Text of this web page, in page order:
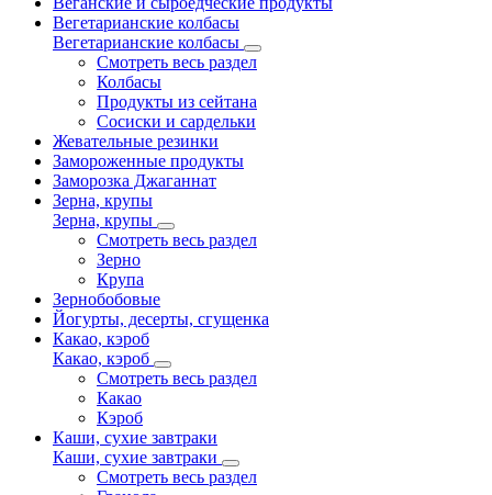
Вегетарианские колбасы
Вегетарианские колбасы
Смотреть весь раздел
Колбасы
Продукты из сейтана
Сосиски и сардельки
Жевательные резинки
Замороженные продукты
Заморозка Джаганнат
Зерна, крупы
Зерна, крупы
Смотреть весь раздел
Зерно
Крупа
Зернобобовые
Йогурты, десерты, сгущенка
Какао, кэроб
Какао, кэроб
Смотреть весь раздел
Какао
Кэроб
Каши, сухие завтраки
Каши, сухие завтраки
Смотреть весь раздел